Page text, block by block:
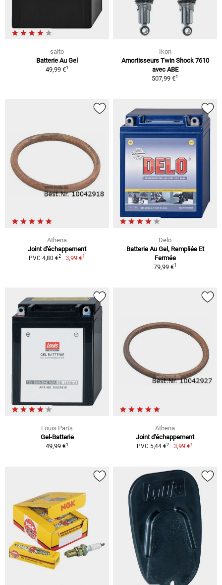
saito
Batterie Au Gel
49,99 €1
Ikon
Amortisseurs Twin Shock 7610
avec ABE
507,99 €1
Athena
Joint d'échappement
PVC 4,80 €2 3,99 €1
Delo
Batterie Au Gel, Rempliée Et
Fermée
79,99 €1
Louis Parts
Gel-Batterie
49,99 €1
Athena
Joint d'échappement
PVC 5,44 €2 3,99 €1